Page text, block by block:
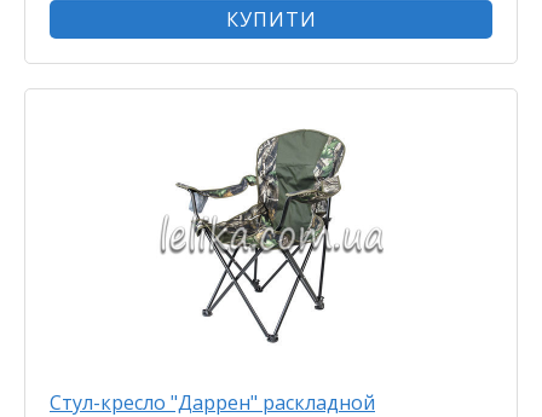
КУПИТИ
Стул-кресло "Даррен" раскладной